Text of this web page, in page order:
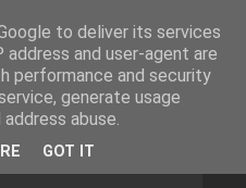
to deliver its services
and user-agent are
performance and security
generate usage
abuse.
GOT IT